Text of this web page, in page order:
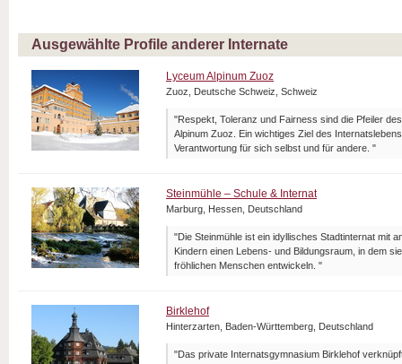
Ausgewählte Profile anderer Internate
Lyceum Alpinum Zuoz
Zuoz, Deutsche Schweiz, Schweiz
"Respekt, Toleranz und Fairness sind die Pfeiler
Alpinum Zuoz. Ein wichtiges Ziel des
Verantwortung für sich selbst und für andere. "
Steinmühle – Schule & Internat
Marburg, Hessen, Deutschland
"Die Steinmühle ist ein idyllisches Stadtinternat mit
Kindern einen Lebens- und Bildungsraum, in dem
fröhlichen Menschen entwickeln. "
Birklehof
Hinterzarten, Baden-Württemberg, Deutschland
"Das private Internatsgymnasium Birklehof